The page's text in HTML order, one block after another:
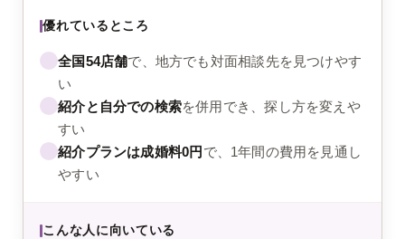
優れているところ
全国54店舗で、地方でも対面相談先を見つけやす
い
紹介と自分での検索を併用でき、探し方を変えや
すい
紹介プランは成婚料0円 で、1年間の費用を見通し
やすい
こんな人に向いている